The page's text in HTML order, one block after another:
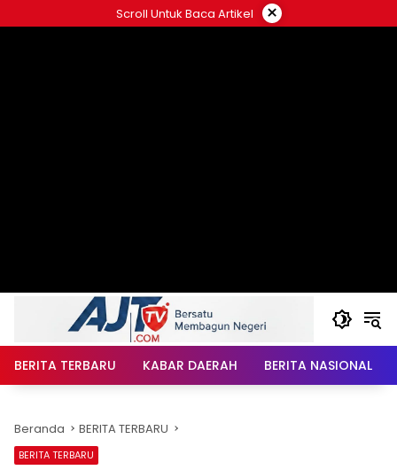
ke
Scroll Untuk Baca Artikel ×
BERITA TERBARU KABAR DAERAH BERITA NASIONAL
Beranda BERITA TERBARU
BERITA TERBARU